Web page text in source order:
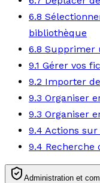
6.8
bibliothèque
6.8 Supprimer
9.1 Gérer vos
9.2 Importer
9.3 Organiser
9.3 Organiser
9.4 Actions
9.4 Recherche
Administration et